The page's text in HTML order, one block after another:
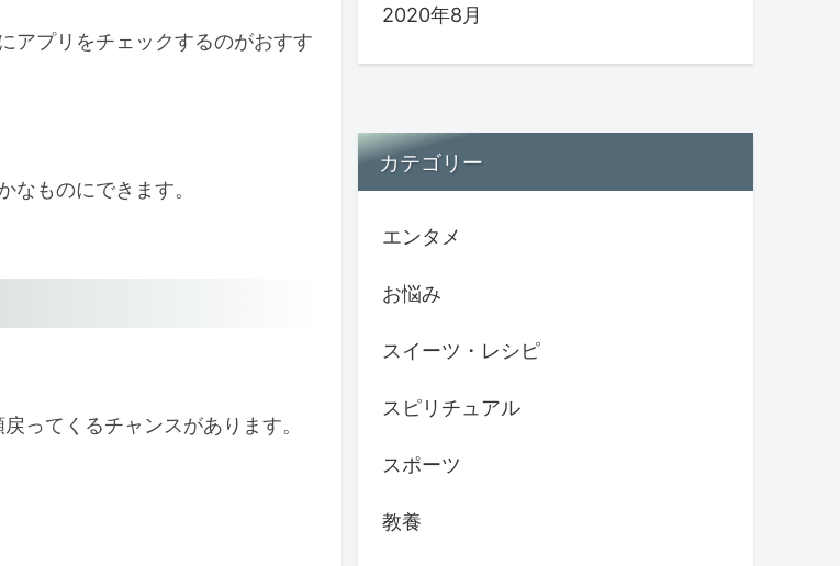
アプリをチェックするのがおすす
ものにできます。
ってくるチャンスがあります。
2020年8月
カテゴリー
エンタメ
お悩み
スイーツ・レシピ
スピリチュアル
スポーツ
教養